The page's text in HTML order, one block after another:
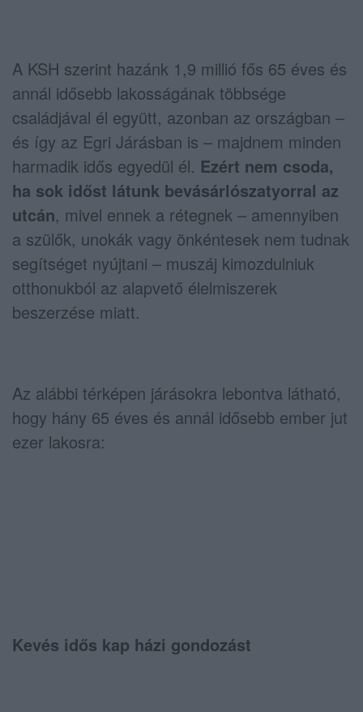
A KSH szerint hazánk 1,9 millió fős 65 éves és
annál idősebb lakosságának többsége
családjával él együtt, azonban az országban –
és így az Egri Járásban is – majdnem minden
harmadik idős egyedül él. Ezért nem csoda,
ha sok időst látunk bevásárlószatyorral az
utcán, mivel ennek a rétegnek – amennyiben
a szülők, unokák vagy önkéntesek nem tudnak
segítséget nyújtani – muszáj kimozdulniuk
otthonukból az alapvető élelmiszerek
beszerzése miatt.
Az alábbi térképen járásokra lebontva látható,
hogy hány 65 éves és annál idősebb ember jut
ezer lakosra:
Kevés idős kap házi gondozást